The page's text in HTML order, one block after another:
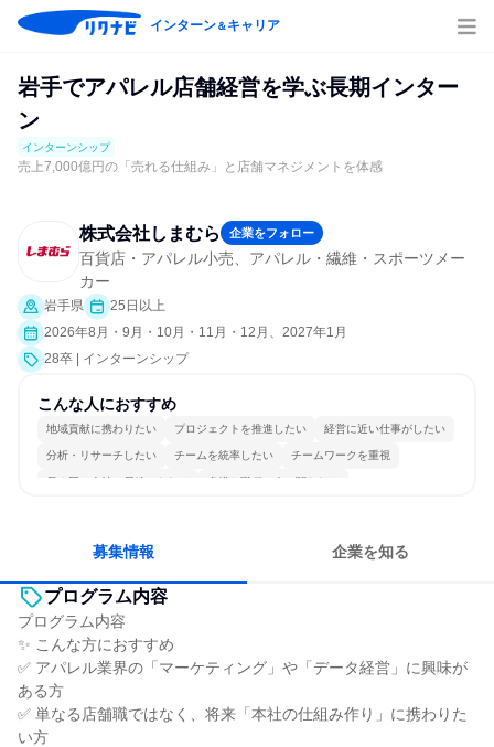
インターン＆キャリア
岩手でアパレル店舗経営を学ぶ長期インター
ン
インターンシップ
売上7,000億円の「売れる仕組み」と店舗マネジメントを体感
株式会社しまむら 企業をフォロー
百貨店・アパレル小売、アパレル・繊維・スポーツメー
カー
岩手県
25日以上
2026年8月・9月・10月・11月・12月、2027年1月
28卒 | インターンシップ
こんな人におすすめ
地域貢献に携わりたい プロジェクトを推進したい 経営に近い仕事がしたい
分析・リサーチしたい チームを統率したい チームワークを重視
長く同じ会社に居続けられる 多様な職種の人と関われる
募集情報 企業を知る
プログラム内容
プログラム内容
✨ こんな方におすすめ
✅ アパレル業界の「マーケティング」や「データ経営」に興味が
ある方
✅ 単なる店舗職ではなく、将来「本社の仕組み作り」に携わりた
い方